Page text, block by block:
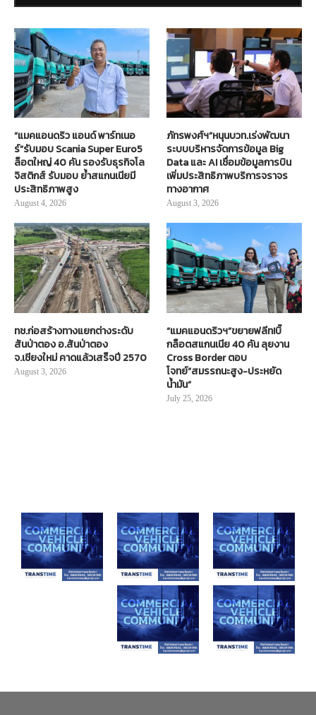
“แมคแอนดริว แอนด์ พาร์ทเนอ
ร์”รับมอบ Scania Super Euro5
ล็อตใหญ่ 40 คัน รองรับธุรกิจโล
จิสติกส์ รับมอบ ย้ำสแกนเนียมี
ประสิทธิภาพสูง
August 4, 2026
ภัทรพงศ์ฯ”หนุนบวท.เร่งพัฒนา
ระบบบริหารจัดการข้อมูล Big
Data และ AI เชื่อมข้อมูลการบิน
เพิ่มประสิทธิภาพบริการจราจร
ทางอากาศ
August 3, 2026
ทช.ก่อสร้างทางแยกต่างระดับ
สันป่าตอง อ.สันป่าตอง
จ.เชียงใหม่ คาดแล้วเสร็จปี 2570
August 3, 2026
“แมคแอนดริวฯ”ขยายฟลีท!บิ๊
กล็อตสแกนเนีย 40 คัน ลุยงาน
Cross Border ตอบ
โจทย์“สมรรถนะสูง-ประหยัด
น้ำมัน”
July 25, 2026